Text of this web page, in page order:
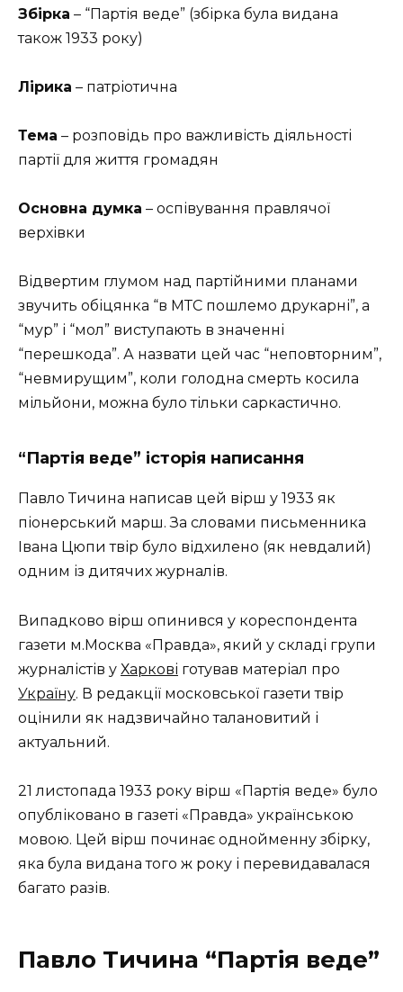
Збірка – “Партія веде” (збірка була видана
також 1933 року)
Лірика – патріотична
Тема – розповідь про важливість діяльності
партії для життя громадян
Основна думка – оспівування правлячої
верхівки
Відвертим глумом над партійними планами
звучить обіцянка “в МТС пошлемо друкарні”, а
“мур” і “мол” виступають в значенні
“перешкода”. А назвати цей час “неповторним”,
“невмирущим”, коли голодна смерть косила
мільйони, можна було тільки саркастично.
“Партія веде” історія написання
Павло Тичина написав цей вірш у 1933 як
піонерський марш. За словами письменника
Івана Цюпи твір було відхилено (як невдалий)
одним із дитячих журналів.
Випадково вірш опинився у кореспондента
газети м.Москва «Правда», який у складі групи
журналістів у Харкові готував матеріал про
Україну. В редакції московської газети твір
оцінили як надзвичайно талановитий і
актуальний.
21 листопада 1933 року вірш «Партія веде» було
опубліковано в газеті «Правда» українською
мовою. Цей вірш починає однойменну збірку,
яка була видана того ж року і перевидавалася
багато разів.
Павло Тичина “Партія веде”